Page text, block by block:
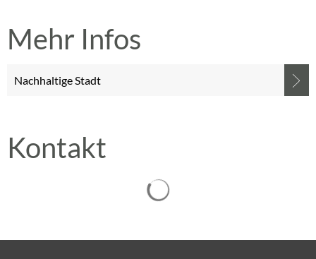
Mehr Infos
Nachhaltige Stadt
Kontakt